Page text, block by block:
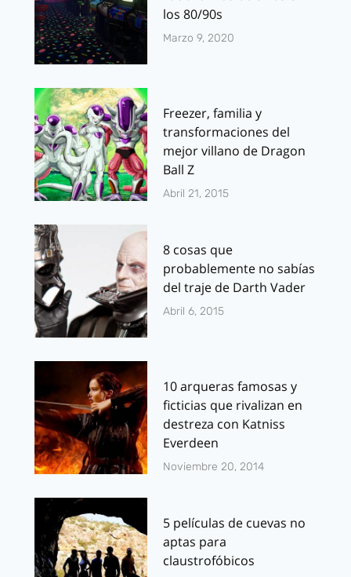
los 80/90s
Marzo 9, 2020
Freezer, familia y
transformaciones del
mejor villano de Dragon
Ball Z
Abril 21, 2015
8 cosas que
probablemente no sabías
del traje de Darth Vader
Abril 6, 2015
10 arqueras famosas y
ficticias que rivalizan en
destreza con Katniss
Everdeen
Noviembre 20, 2014
5 películas de cuevas no
aptas para
claustrofóbicos